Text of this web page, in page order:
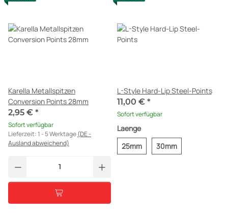
Karella Metallspitzen
Conversion Points 28mm
2,95 € *
Sofort verfügbar
Lieferzeit:1 - 5 Werktage(DE -
Ausland abweichend)
L-Style Hard-Lip Steel-Points
11,00 € *
Sofort verfügbar
Laenge
25mm
30mm